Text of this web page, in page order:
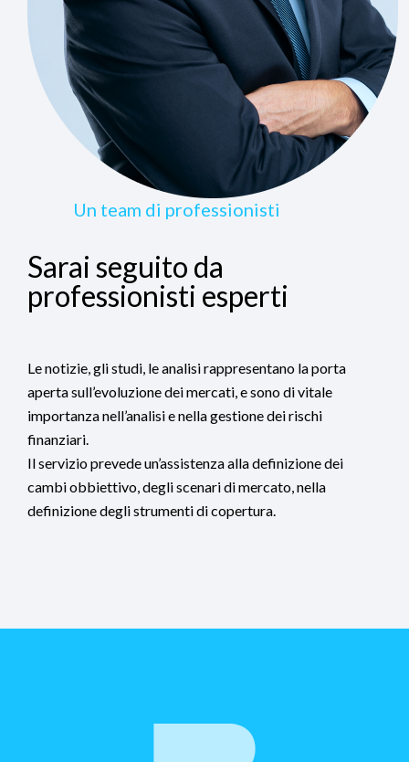
Un team di professionisti
Sarai seguito da
professionisti esperti
Le notizie, gli studi, le analisi rappresentano la porta
aperta sull’evoluzione dei mercati, e sono di vitale
importanza nell’analisi e nella gestione dei rischi
finanziari.
Il servizio prevede un’assistenza alla definizione dei
cambi obbiettivo, degli scenari di mercato, nella
definizione degli strumenti di copertura.